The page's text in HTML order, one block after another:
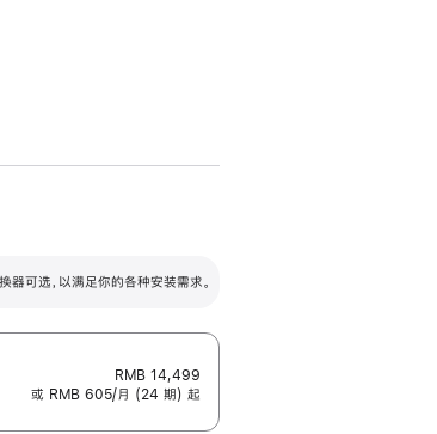
的高度调节范围。
可选，以满足你的各种安装需求。
RMB 14,499
或 RMB 605/月 (24 期) 起